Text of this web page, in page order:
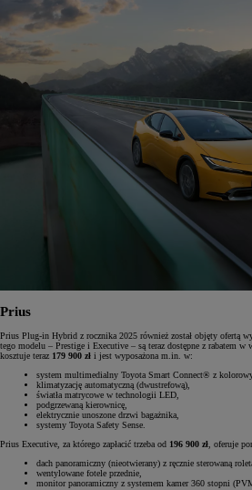
Prius
Prius Plug-in Hybrid z rocznika 2025 również został objęty ofertą
tego modelu – Prestige i Executive – są teraz dostępne z rabatem w
kosztuje teraz 179 900 zł i jest wyposażona m.in. w:
system multimedialny Toyota Smart Connect® z
klimatyzację automatyczną (dwustrefową),
światła matrycowe w technologii LED,
podgrzewaną kierownicę,
elektrycznie unoszone drzwi bagażnika,
systemy Toyota Safety Sense.
Prius Executive, za którego zapłacić trzeba od 196 900 zł, oferuje
dach panoramiczny (nieotwierany) z ręcznie sterowaną
wentylowane fotele przednie,
monitor panoramiczny z systemem kamer 360 stopni